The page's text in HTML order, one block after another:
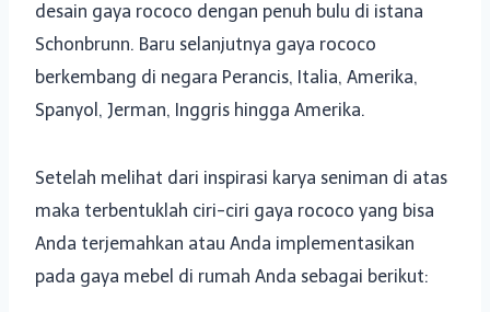
desain gaya rococo dengan penuh bulu di istana
Schonbrunn. Baru selanjutnya gaya rococo
berkembang di negara Perancis, Italia, Amerika,
Spanyol, Jerman, Inggris hingga Amerika.
Setelah melihat dari inspirasi karya seniman di atas
maka terbentuklah ciri-ciri gaya rococo yang bisa
Anda terjemahkan atau Anda implementasikan
pada gaya mebel di rumah Anda sebagai berikut: